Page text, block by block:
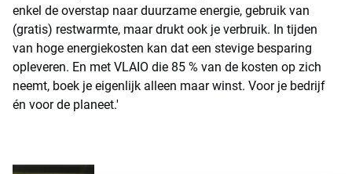
enkel de overstap naar duurzame energie, gebruik van
(gratis) restwarmte, maar drukt ook je verbruik. In tijden
van hoge energiekosten kan dat een stevige besparing
opleveren. En met VLAIO die 85 % van de kosten op zich
neemt, boek je eigenlijk alleen maar winst. Voor je bedrijf
én voor de planeet.'